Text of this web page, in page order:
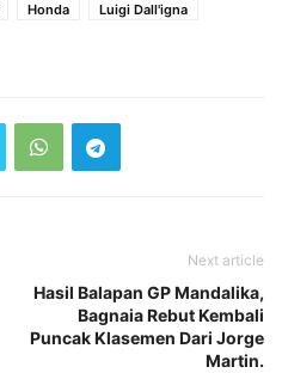
Honda
Luigi Dall'igna
Next article
Hasil Balapan GP Mandalika,
Bagnaia Rebut Kembali
Puncak Klasemen Dari Jorge
Martin.